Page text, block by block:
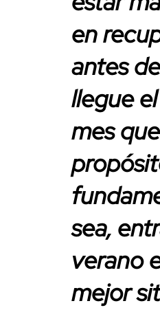
en
antes
llegue
mes
sea,
verano
mejor